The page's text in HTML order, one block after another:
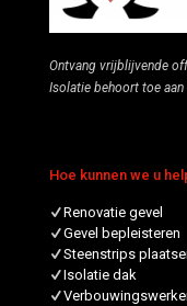
Ontvang vrijblijvende
Isolatie behoort toe aan
Hoe kunnen we u
Renovatie gevel
Gevel bepleisteren
Steenstrips
Isolatie dak